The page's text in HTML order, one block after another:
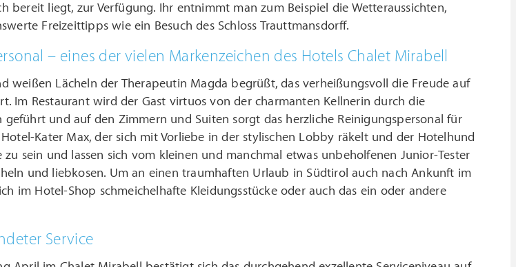
bereit liegt, zur Verfügung. Ihr entnimmt man zum Beispiel die Wetteraussichten,
Freizeittipps wie ein Besuch des Schloss Trauttmansdorff.
– eines der vielen Markenzeichen des Hotels Chalet Mirabell
weißen Lächeln der Therapeutin Magda begrüßt, das verheißungsvoll die Freude auf
Im Restaurant wird der Gast virtuos von der charmanten Kellnerin durch die
geführt und auf den Zimmern und Suiten sorgt das herzliche Reinigungspersonal für
Kater Max, der sich mit Vorliebe in der stylischen Lobby räkelt und der Hotelhund
sein und lassen sich vom kleinen und manchmal etwas unbeholfenen Junior-Tester
und liebkosen. Um an einen traumhaften Urlaub in Südtirol auch nach Ankunft im
im Hotel-Shop schmeichelhafte Kleidungsstücke oder auch das ein oder andere
Service